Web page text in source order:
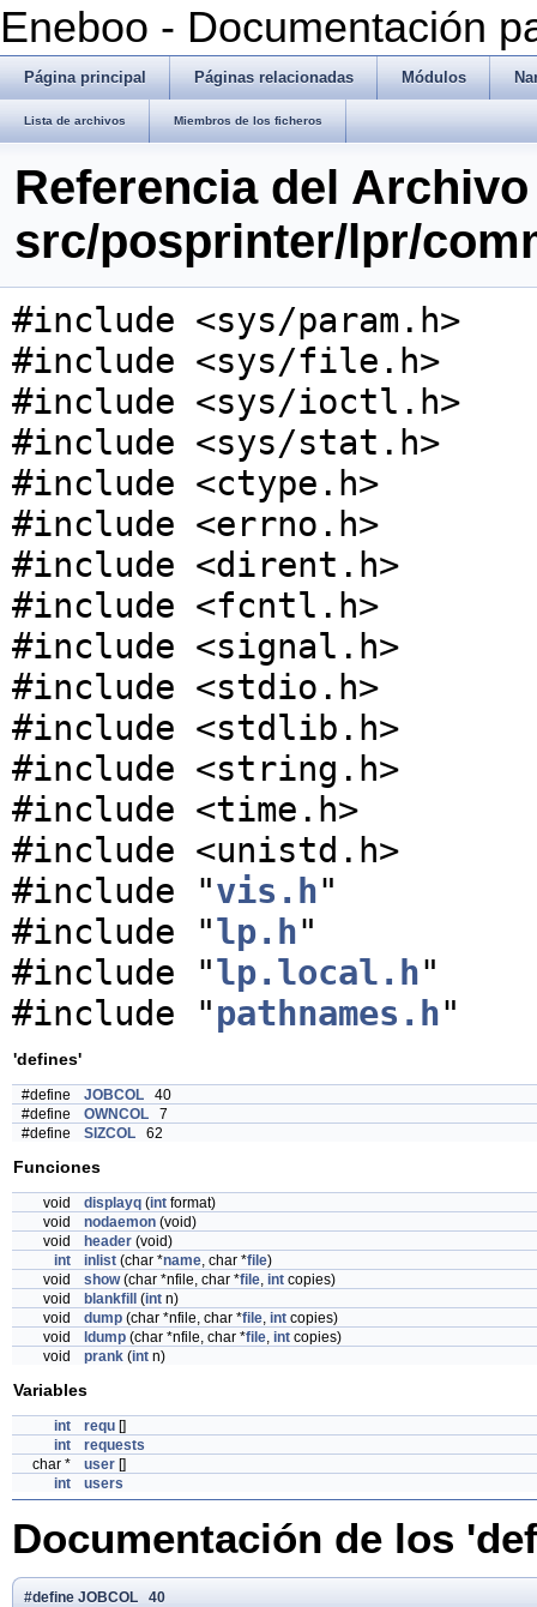
Eneboo - Documentación
Página principal Páginas relacionadas Módulos
Lista de archivos Miembros de los ficheros
Referencia del Archivo
src/posprinter/lpr/
#include <sys/param.h>
#include <sys/file.h>
#include <sys/ioctl.h>
#include <sys/stat.h>
#include <ctype.h>
#include <errno.h>
#include <dirent.h>
#include <fcntl.h>
#include <signal.h>
#include <stdio.h>
#include <stdlib.h>
#include <string.h>
#include <time.h>
#include <unistd.h>
#include "vis.h"
#include "lp.h"
#include "lp.local.h"
#include "pathnames.h"
'defines'
#define JOBCOL 40
#define
OWNCOL 7
#define
SIZCOL 62
Funciones
void displayq (int format)
void
nodaemon (void)
void
header (void)
int
inlist (char *name, char *file)
void
show(char *nfile, char *file, int copies)
void
blankfill (int n)
void
dump (char *nfile, char *file, int copies)
void
ldump (char *nfile, char *file, int copies)
void
prank (int n)
Variables
int requ []
int
requests
char *
user []
int
users
Documentación de los
#define JOBCOL 40